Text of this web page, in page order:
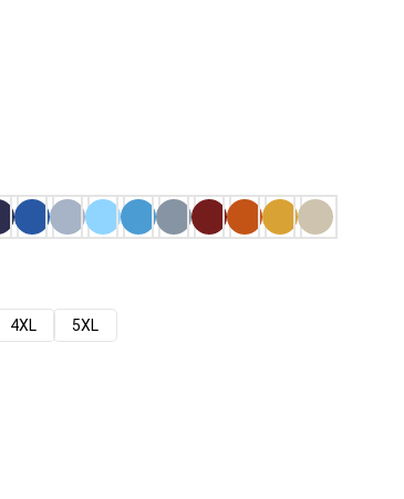
4XL
5XL